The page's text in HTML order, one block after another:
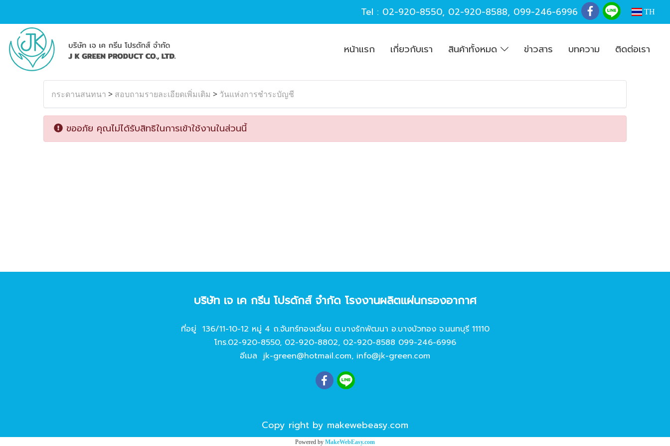
Tel : 02-920-8550, 02-920-8588, 099-246-6996 TH
หน้าแรก เกี่ยวกับเรา สินค้าทั้งหมด ข่าวสาร บทความ ติดต่อเรา
กระดานสนทนา > สอบถามรายละเอียดเพิ่มเติม > วันแห่งการชำระบัญชี
ขออภัย คุณไม่ได้รับสิทธิในการเข้าใช้งานในส่วนนี้
บริษัท เจ เค กรีน โปรดักส์ จํากัด โรงงานผลิตแผ่นกรองอากาศ
ที่อยู่ 136/11-10-12 หมู่ 4 ถ.จันทร์ทองเอี่ยม ต.บางรักพัฒนา อ.บางบัวทอง จ.นนทบุรี 11110
โทร.02-920-8550, 02-920-8802, 02-920-8588 099-246-6996
อีเมล jk-green@hotmail.com, info@jk-green.com
Copy right by makewebeasy.com
Powered by MakeWebEasy.com